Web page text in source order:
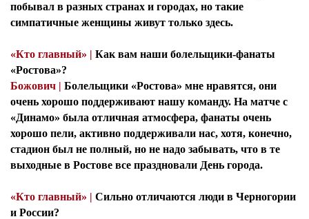
побывал в разных странах и городах, но такие
симпатичные женщины живут только здесь.
«Кто главный» | Как вам наши болельщики-фанаты
«Ростова»?
Божович | Болельщики «Ростова» мне нравятся, они
очень хорошо поддерживают нашу команду. На матче с
«Динамо» была отличная атмосфера, фанаты очень
хорошо пели, активно поддерживали нас, хотя, конечно,
стадион был не полный, но не надо забывать, что в те
выходные в Ростове все праздновали День города.
«Кто главный» | Сильно отличаются люди в Черногории
и России?